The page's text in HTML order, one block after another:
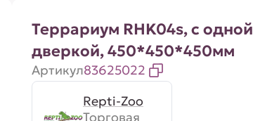
Террариум RHK04s, с одной
дверкой, 450*450*450мм
Артикул83625022
Repti-Zoo
Торговая